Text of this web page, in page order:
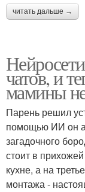
читать дальше →
чатов, и
мамины
Парень решил
помощью ИИ он
загадочного
стоит в
кухне, а на
монтажа -